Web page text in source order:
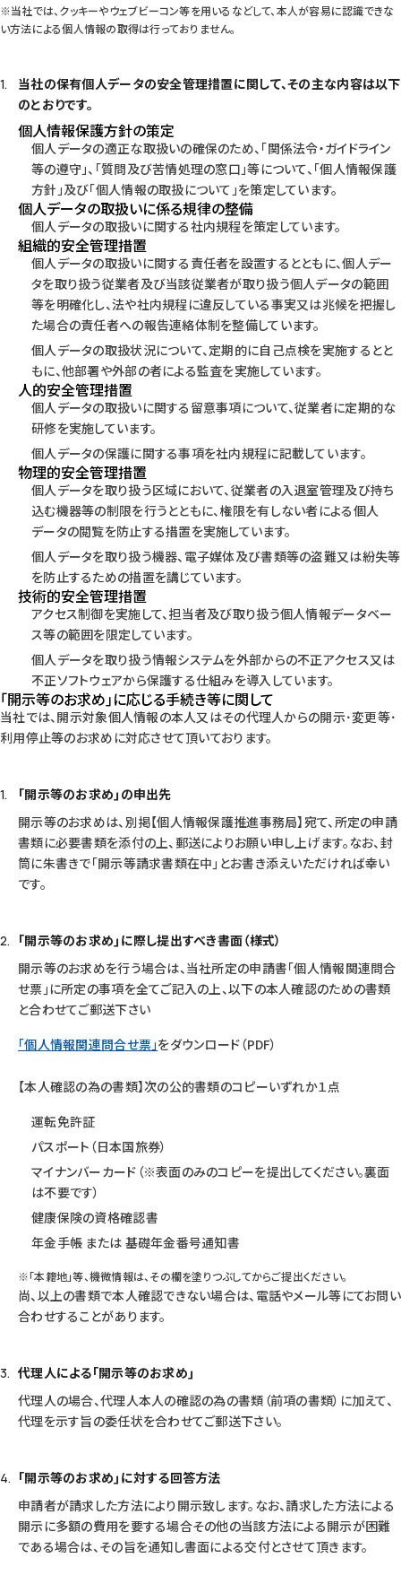
※当社では、クッキーやウェブビーコン等を用いるなどして、本人が容易に認識できな
い方法による個人情報の取得は行っておりません。
当社の保有個人データの安全管理措置に関して、その主な内容は以下
のとおりです。
個人情報保護方針の策定
個人データの適正な取扱いの確保のため、「関係法令・ガイドライン
等の遵守」、「質問及び苦情処理の窓口」等について、「個人情報保護
方針」及び「個人情報の取扱について」を策定しています。
個人データの取扱いに係る規律の整備
個人データの取扱いに関する社内規程を策定しています。
組織的安全管理措置
個人データの取扱いに関する責任者を設置するとともに、個人デー
タを取り扱う従業者及び当該従業者が取り扱う個人データの範囲
等を明確化し、法や社内規程に違反している事実又は兆候を把握し
た場合の責任者への報告連絡体制を整備しています。
個人データの取扱状況について、定期的に自己点検を実施するとと
もに、他部署や外部の者による監査を実施しています。
人的安全管理措置
個人データの取扱いに関する留意事項について、従業者に定期的な
研修を実施しています。
個人データの保護に関する事項を社内規程に記載しています。
物理的安全管理措置
個人データを取り扱う区域において、従業者の入退室管理及び持ち
込む機器等の制限を行うとともに、権限を有しない者による個人
データの閲覧を防止する措置を実施しています。
個人データを取り扱う機器、電子媒体及び書類等の盗難又は紛失等
を防止するための措置を講じています。
技術的安全管理措置
アクセス制御を実施して、担当者及び取り扱う個人情報データベー
ス等の範囲を限定しています。
個人データを取り扱う情報システムを外部からの不正アクセス又は
不正ソフトウェアから保護する仕組みを導入しています。
｢開示等のお求め｣に応じる手続き等に関して
当社では、開示対象個人情報の本人又はその代理人からの開示･変更等･
利用停止等のお求めに対応させて頂いております。
｢開示等のお求め｣の申出先
開示等のお求めは、別掲【個人情報保護推進事務局】宛て、所定の申請
書類に必要書類を添付の上、郵送によりお願い申し上げます。なお、封
筒に朱書きで｢開示等請求書類在中｣とお書き添えいただければ幸い
です。
｢開示等のお求め｣に際し提出すべき書面（様式）
開示等のお求めを行う場合は、当社所定の申請書｢個人情報関連問合
せ票｣に所定の事項を全てご記入の上、以下の本人確認のための書類
と合わせてご郵送下さい
｢個人情報関連問合せ票｣をダウンロード（PDF）
【本人確認の為の書類】次の公的書類のコピーいずれか１点
運転免許証
パスポート（日本国旅券）
マイナンバーカード（※表面のみのコピーを提出してください。裏面
は不要です）
健康保険の資格確認書
年金手帳 または 基礎年金番号通知書
※｢本籍地｣等、機微情報は、その欄を塗りつぶしてからご提出ください。
尚、以上の書類で本人確認できない場合は、電話やメール等にてお問い
合わせすることがあります。
代理人による｢開示等のお求め｣
代理人の場合、代理人本人の確認の為の書類（前項の書類）に加えて、
代理を示す旨の委任状を合わせてご郵送下さい。
｢開示等のお求め｣に対する回答方法
申請者が請求した方法により開示致します。なお、請求した方法による
開示に多額の費用を要する場合その他の当該方法による開示が困難
である場合は、その旨を通知し書面による交付とさせて頂きます。